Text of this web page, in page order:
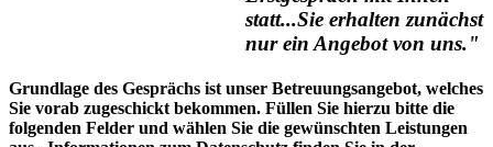
statt...Sie erhalten zunächst
nur ein Angebot von uns."
Grundlage des Gesprächs ist unser Betreuungsangebot, welches
Sie vorab zugeschickt bekommen. Füllen Sie hierzu bitte die
folgenden Felder und wählen Sie die gewünschten Leistungen